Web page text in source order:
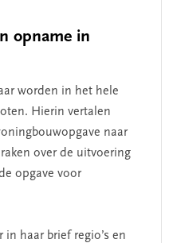
opname in
worden in het hele
Hierin vertalen
naar
over de uitvoering
opgave voor
haar brief regio’s en